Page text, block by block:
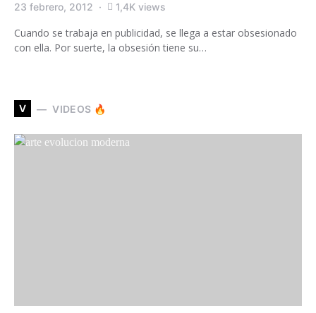
23 febrero, 2012 1,4K views
Cuando se trabaja en publicidad, se llega a estar obsesionado
con ella. Por suerte, la obsesión tiene su…
V VIDEOS 🔥